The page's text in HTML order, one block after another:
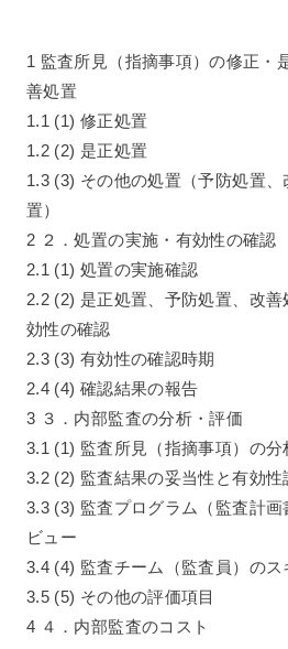
1 監査所見（指摘事項）の修正・
善処置
1.1 (1) 修正処置
1.2 (2) 是正処置
1.3 (3) その他の処置（予防処置、
置）
2 ２．処置の実施・有効性の確認
2.1 (1) 処置の実施確認
2.2 (2) 是正処置、予防処置、改善
効性の確認
2.3 (3) 有効性の確認時期
2.4 (4) 確認結果の報告
3 ３．内部監査の分析・評価
3.1 (1) 監査所見（指摘事項）の分
3.2 (2) 監査結果の妥当性と有効性
3.3 (3) 監査プログラム（監査計画
ビュー
3.4 (4) 監査チーム（監査員）のス
3.5 (5) その他の評価項目
4 ４．内部監査のコスト